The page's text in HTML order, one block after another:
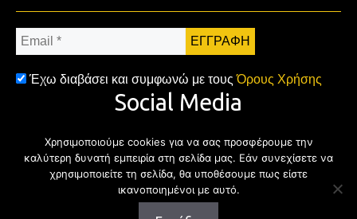
Email
*
Έχω διαβάσει και συμφωνώ με τουςΌρους Χρήσης
Social Media
FacebookTwitter Instagram
Χρησιμοποιούμε cookies για να σας προσφέρουμε την
καλύτερη δυνατή εμπειρία στη σελίδα μας. Εάν συνεχίσετε να
χρησιμοποιείτε τη σελίδα, θα υποθέσουμε πως είστε
ικανοποιημένοι με αυτό.